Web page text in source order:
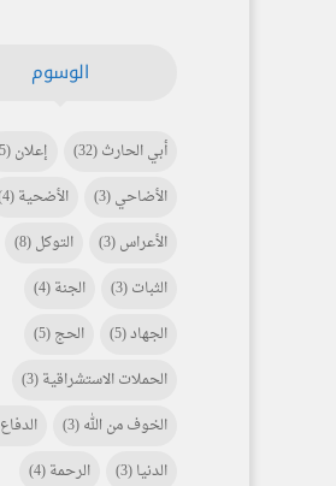
الوسوم
أبي الحارث(32) إعلان(5)
الأضاحي(3) الأضحية(4)
الأعراس(3) التوكل(8)
الثبات(3) الجنة(4)
الجهاد(5) الحج(5)
الحملات الاستشراقية(3)
الخوف من الله(3) الدفاع
الدنيا(3) الرحمة(4)